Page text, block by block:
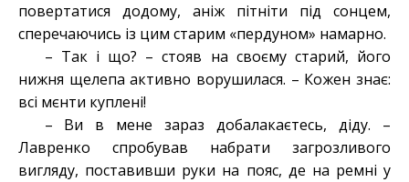
повертатися додому, аніж пітніти під сонцем,
сперечаючись із цим старим «пердуном» намарно.
– Так і що? – стояв на своєму старий, його
нижня щелепа активно ворушилася. – Кожен знає:
всі мєнти куплені!
– Ви в мене зараз добалакаєтесь, діду. –
Лавренко спробував набрати загрозливого
вигляду, поставивши руки на пояс, де на ремні у